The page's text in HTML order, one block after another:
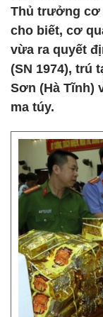
Thủ trưởng cơ
cho biết, cơ
vừa ra quyết
(SN 1974), trú
Sơn (Hà Tĩnh)
ma túy.